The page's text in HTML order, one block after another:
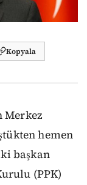
Kopyala
Merkez
hemen
başkan
(PPK)